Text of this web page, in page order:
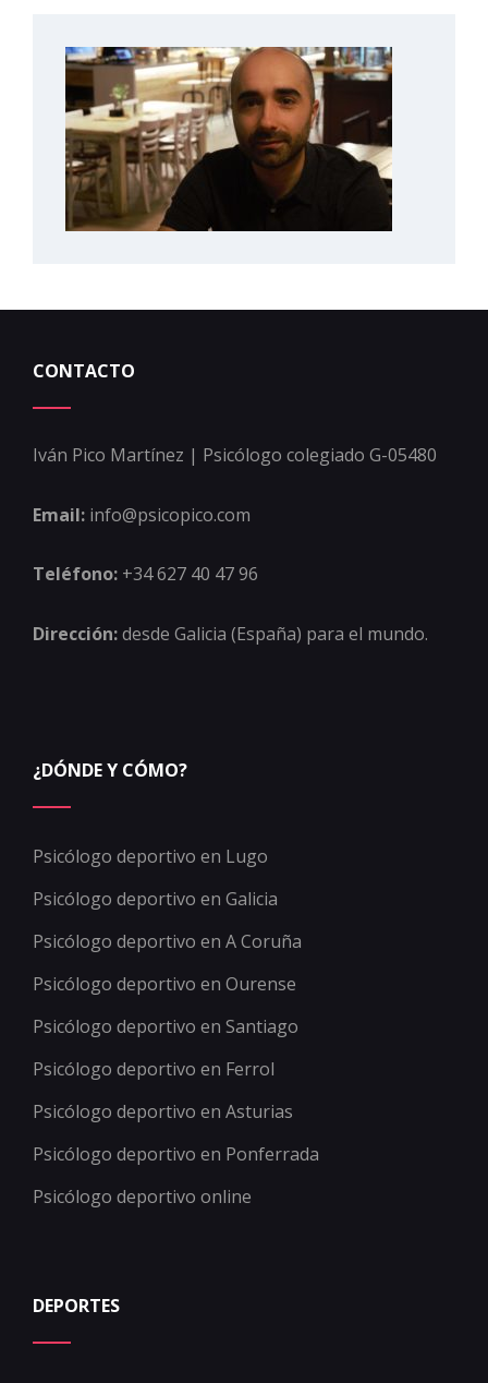
CONTACTO
Iván Pico Martínez | Psicólogo colegiado G-05480
Email: info@psicopico.com
Teléfono: +34 627 40 47 96
Dirección:desde Galicia (España) para el mundo.
¿DÓNDE Y CÓMO?
Psicólogo deportivo en Lugo
Psicólogo deportivo en Galicia
Psicólogo deportivo en A Coruña
Psicólogo deportivo en Ourense
Psicólogo deportivo en Santiago
Psicólogo deportivo en Ferrol
Psicólogo deportivo en Asturias
Psicólogo deportivo en Ponferrada
Psicólogo deportivo online
DEPORTES